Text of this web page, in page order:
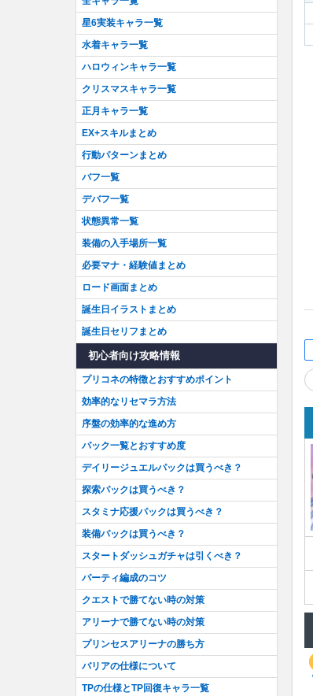
星6実装キャラ一覧
水着キャラ一覧
ハロウィンキャラ一覧
クリスマスキャラ一覧
正月キャラ一覧
EX+スキルまとめ
行動パターンまとめ
バフ一覧
デバフ一覧
状態異常一覧
装備の入手場所一覧
必要マナ・経験値まとめ
ロード画面まとめ
誕生日イラストまとめ
誕生日セリフまとめ
初心者向け攻略情報
プリコネの特徴とおすすめポイント
効率的なリセマラ方法
序盤の効率的な進め方
パック一覧とおすすめ度
デイリージュエルパックは買うべき？
探索パックは買うべき？
スタミナ応援パックは買うべき？
装備パックは買うべき？
スタートダッシュガチャは引くべき？
パーティ編成のコツ
クエストで勝てない時の対策
アリーナで勝てない時の対策
プリンセスアリーナの勝ち方
バリアの仕様について
TPの仕様とTP回復キャラ一覧